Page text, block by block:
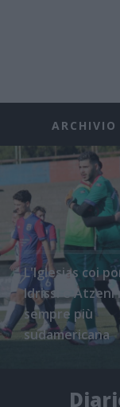
L'Iglesias coi
Idrissi e Atzeni
sempre più
sudamericana